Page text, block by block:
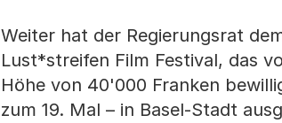
Weiter hat der Regierungsrat
Lust*streifen Film Festival, das
Höhe von 40'000 Franken
zum 19. Mal – in Basel-Stadt